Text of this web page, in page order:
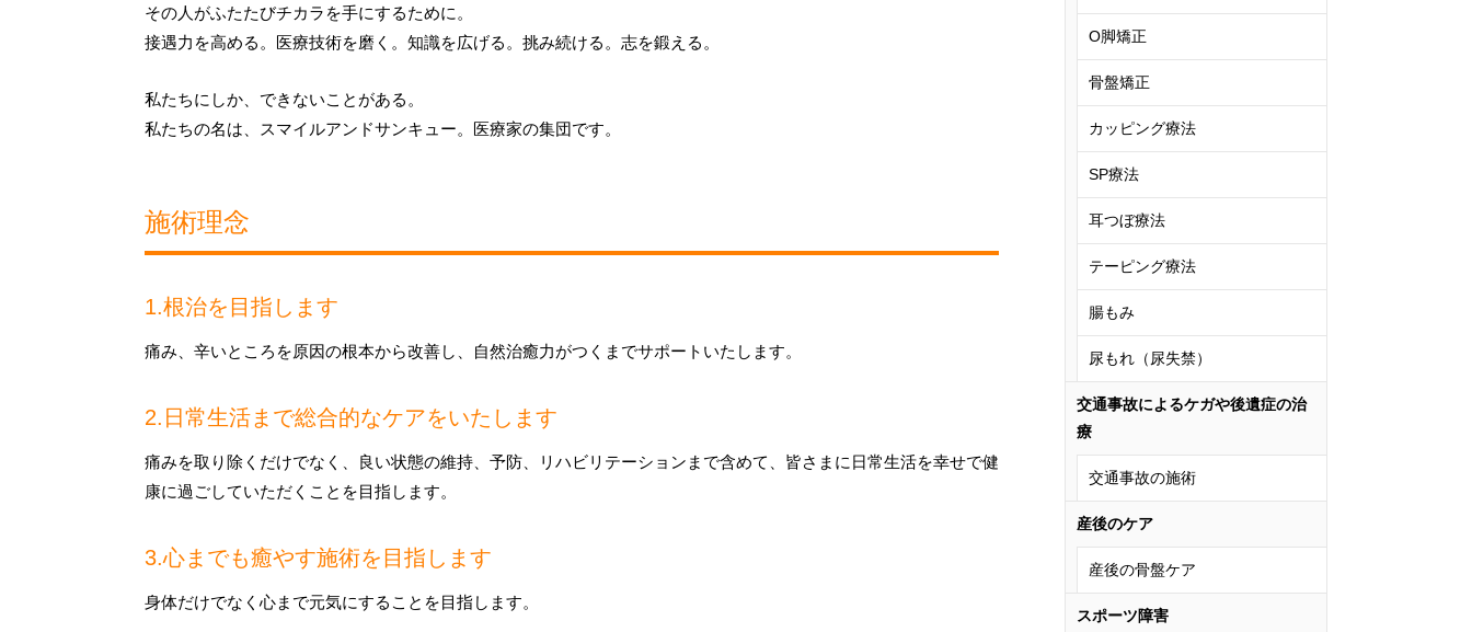
その人がふたたびチカラを手にするために。
接遇力を高める。医療技術を磨く。知識を広げる。挑み続ける。志を鍛える。
私たちにしか、できないことがある。
私たちの名は、スマイルアンドサンキュー。医療家の集団です。
施術理念
1.根治を目指します
痛み、辛いところを原因の根本から改善し、自然治癒力がつくまでサポートいたします。
2.日常生活まで総合的なケアをいたします
痛みを取り除くだけでなく、良い状態の維持、予防、リハビリテーションまで含めて、皆さまに日常生活を幸せで健
康に過ごしていただくことを目指します。
3.心までも癒やす施術を目指します
身体だけでなく心まで元気にすることを目指します。
O脚矯正
骨盤矯正
カッピング療法
SP療法
耳つぼ療法
テーピング療法
腸もみ
尿もれ（尿失禁）
交通事故によるケガや後遺症の治
療
交通事故の施術
産後のケア
産後の骨盤ケア
スポーツ障害